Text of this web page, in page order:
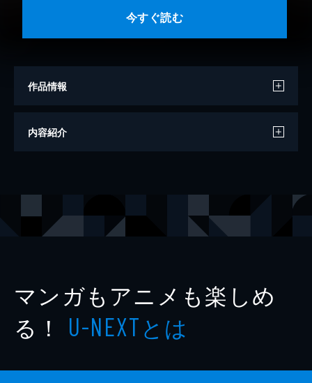
今すぐ読む
作品情報
著者
内容紹介
マンガもアニメも楽しめ
る！ U-NEXTとは